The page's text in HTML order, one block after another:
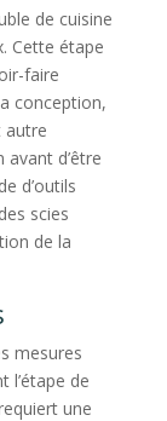
de cuisine
Cette étape
faire
conception,
autre
d’être
d’outils
scies
de la
mesures
l’étape de
une